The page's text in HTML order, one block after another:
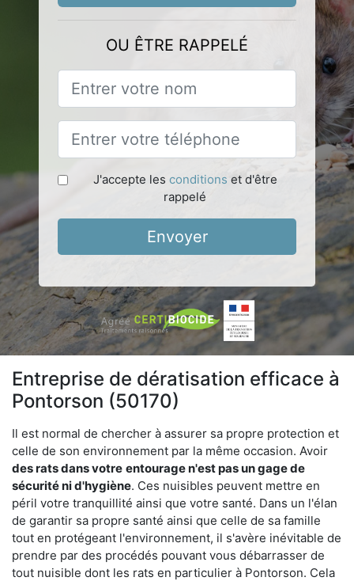
OU ÊTRE RAPPELÉ
J'accepte les conditions et d'être
rappelé
Envoyer
Entreprise de dératisation efficace à
Pontorson (50170)
Il est normal de chercher à assurer sa propre protection et
celle de son environnement par la même occasion. Avoir
des rats dans votre entourage n'est pas un gage de
sécurité ni d'hygiène. Ces nuisibles peuvent mettre en
péril votre tranquillité ainsi que votre santé. Dans un l'élan
de garantir sa propre santé ainsi que celle de sa famille
tout en protégeant l'environnement, il s'avère inévitable de
prendre par des procédés pouvant vous débarrasser de
tout nuisible dont les rats en particulier à Pontorson. Cela